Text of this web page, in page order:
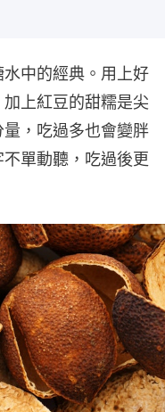
中的經典。用上好
上紅豆的甜糯是尖
，吃過多也會變胖
單動聽，吃過後更